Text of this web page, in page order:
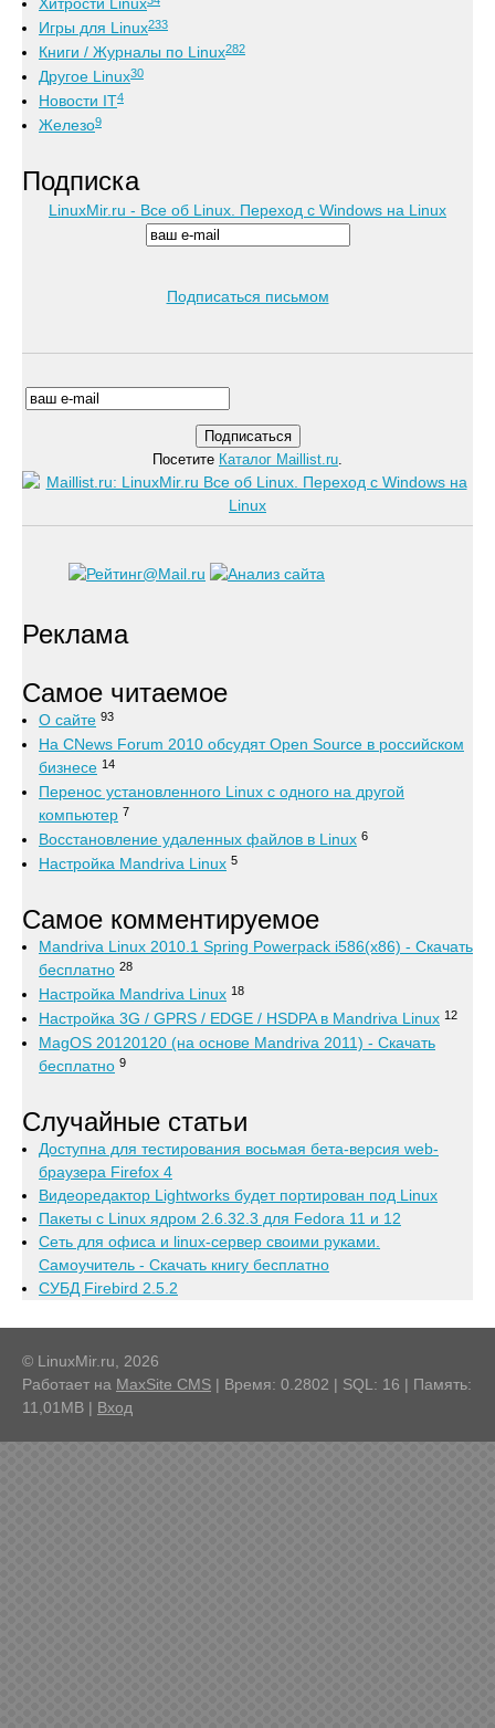
Игры для Linux233
Книги / Журналы по Linux282
Другое Linux30
Новости IT4
Железо9
Подписка
LinuxMir.ru - Все об Linux. Переход с Windows на Linux
Подписаться письмом
Посетите Каталог Maillist.ru.
Реклама
Самое читаемое
О сайте 93
На CNews Forum 2010 обсудят Open Source в российском
бизнесе 14
Перенос установленного Linux с одного на другой
компьютер 7
Восстановление удаленных файлов в Linux 6
Настройка Mandriva Linux 5
Самое комментируемое
Mandriva Linux 2010.1 Spring Powerpack i586(x86) - Скачать
бесплатно 28
Настройка Mandriva Linux 18
Настройка 3G / GPRS / EDGE / HSDPA в Mandriva Linux 12
MagOS 20120120 (на основе Mandriva 2011) - Скачать
бесплатно 9
Случайные статьи
Доступна для тестирования восьмая бета-версия web-
браузера Firefox 4
Видеоредактор Lightworks будет портирован под Linux
Пакеты с Linux ядром 2.6.32.3 для Fedora 11 и 12
Сеть для офиса и linux-сервер своими руками.
Самоучитель - Скачать книгу бесплатно
СУБД Firebird 2.5.2
© LinuxMir.ru, 2026
Работает на MaxSite CMS | Время: 0.2802 | SQL: 16 | Память:
11,01MB | Вход